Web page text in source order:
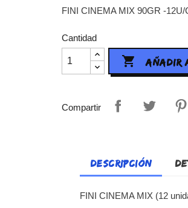
FINI CINEMA MIX 90GR -12U/
Cantidad
 AÑADIR
Compartir
DESCRIPCIÓN
FINI CINEMA MIX (12